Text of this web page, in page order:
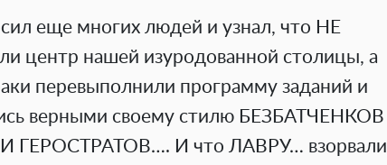
еще многих людей и узнал, что НЕ
центр нашей изуродованной столицы, а
перевыполнили программу заданий и
верными своему стилю БЕЗБАТЧЕНКОВ
И что ЛАВРУ… взорвали